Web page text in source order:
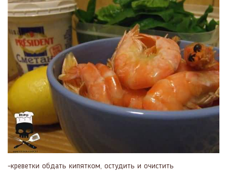
-креветки обдать кипятком, остудить и очистить